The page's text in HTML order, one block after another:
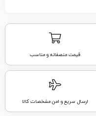
قیمت منصفانه و مناسب
ارسال سریع و امن مشخصات کالا